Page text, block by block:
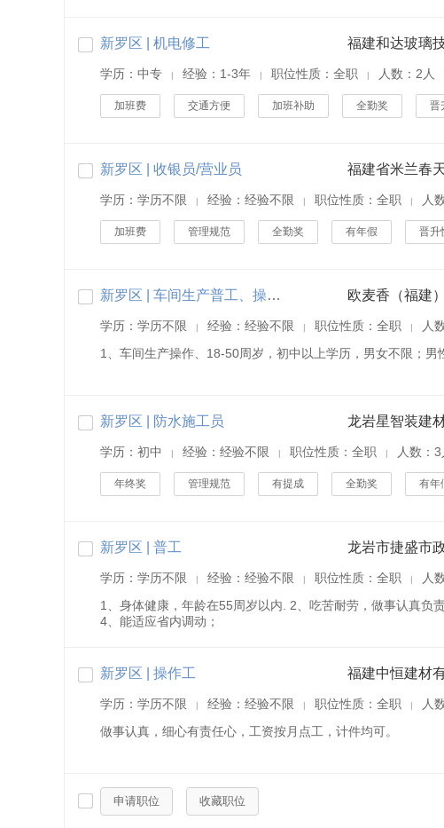
新罗区 | 机电修工 福建和达玻璃
学历：中专 | 经验：1-3年 | 职位性质：全职 | 人数：2人
加班费 交通方便 加班补助 全勤奖 晋
新罗区 | 收银员/营业员 福建省米兰春
学历：学历不限 | 经验：经验不限 | 职位性质：全职 | 人
加班费 管理规范 全勤奖 有年假 晋升
新罗区 | 车间生产普工、操作工、包装工 欧麦香（福建
学历：学历不限 | 经验：经验不限 | 职位性质：全职 | 人
1、车间生产操作、18-50周岁，初中以上学历，男女不限；
新罗区 | 防水施工员 龙岩星智装建
学历：初中 | 经验：经验不限 | 职位性质：全职 | 人数：3
年终奖 管理规范 有提成 全勤奖 有年
新罗区 | 普工 龙岩市捷盛市
学历：学历不限 | 经验：经验不限 | 职位性质：全职 | 人
1、身体健康，年龄在55周岁以内. 2、吃苦耐劳，做事认真负
4、能适应省内调动；
新罗区 | 操作工 福建中恒建材
学历：学历不限 | 经验：经验不限 | 职位性质：全职 | 人
做事认真，细心有责任心，工资按月点工，计件均可。
申请职位 收藏职位